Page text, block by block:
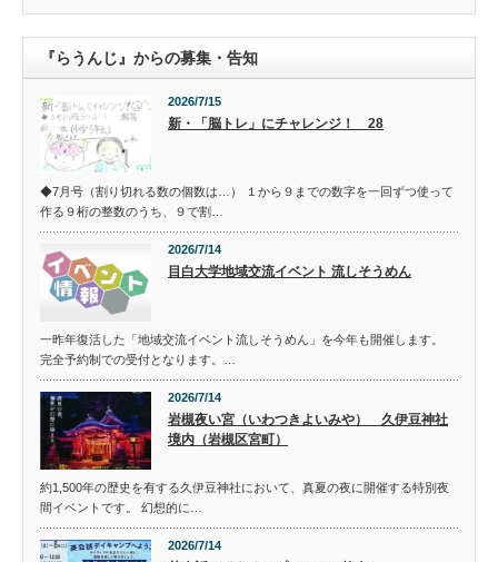
『らうんじ』からの募集・告知
2026/7/15
新・「脳トレ」にチャレンジ！ 28
◆7月号（割り切れる数の個数は…） １から９までの数字を一回ずつ使って
作る９桁の整数のうち、９で割…
2026/7/14
目白大学地域交流イベント 流しそうめん
一昨年復活した「地域交流イベント流しそうめん」を今年も開催します。
完全予約制での受付となります。…
2026/7/14
岩槻夜い宮（いわつきよいみや） 久伊豆神社
境内（岩槻区宮町）
約1,500年の歴史を有する久伊豆神社において、真夏の夜に開催する特別夜
間イベントです。 幻想的に…
2026/7/14